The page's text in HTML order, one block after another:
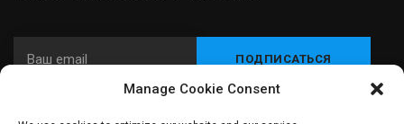
Manage Cookie Consent